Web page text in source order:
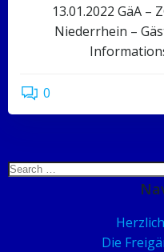
13.01.2022 GäA –
Niederrhein –
0
Search
Die